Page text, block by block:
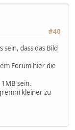
#40
dass das Bild
Forum hier die
sein.
kleiner zu